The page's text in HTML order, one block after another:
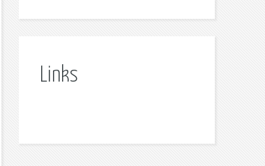
Links